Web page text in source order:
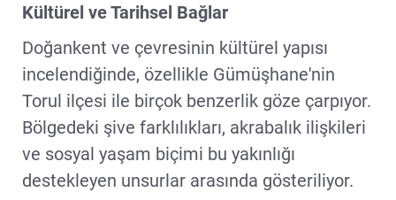
Kültürel ve Tarihsel Bağlar
Doğankent ve çevresinin kültürel yapısı
incelendiğinde, özellikle Gümüşhane'nin
Torul ilçesi ile birçok benzerlik göze çarpıyor.
Bölgedeki şive farklılıkları, akrabalık ilişkileri
ve sosyal yaşam biçimi bu yakınlığı
destekleyen unsurlar arasında gösteriliyor.